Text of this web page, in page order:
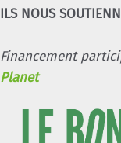
ILS NOUS
Financement
Planet